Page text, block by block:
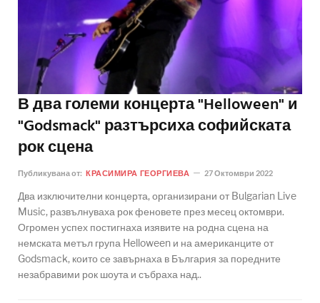
В два големи концерта "Helloween" и
"Godsmack" разтърсиха софийската
рок сцена
Публикувана от: КРАСИМИРА ГЕОРГИЕВА 27 Октомври 2022
Два изключителни концерта, организирани от Bulgarian Live
Music, развълнуваха рок феновете през месец октомври.
Огромен успех постигнаха изявите на родна сцена на
немската метъл група Helloween и на американците от
Godsmack, които се завърнаха в България за поредните
незабравими рок шоута и събраха над..